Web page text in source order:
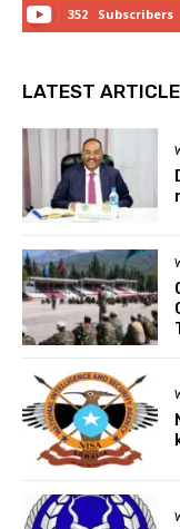
352 Subscribers
LATEST